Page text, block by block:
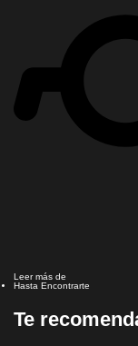
Leer más de
Hasta Encontrarte
Te